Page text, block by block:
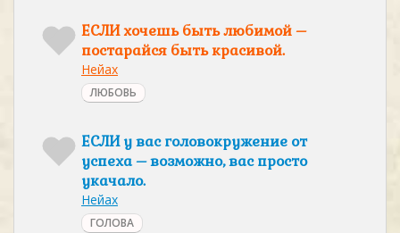
ЕСЛИ хочешь быть любимой –
постарайся быть красивой.
Нейах
ЛЮБОВЬ
ЕСЛИ у вас головокружение от
успеха – возможно, вас просто
укачало.
Нейах
ГОЛОВА